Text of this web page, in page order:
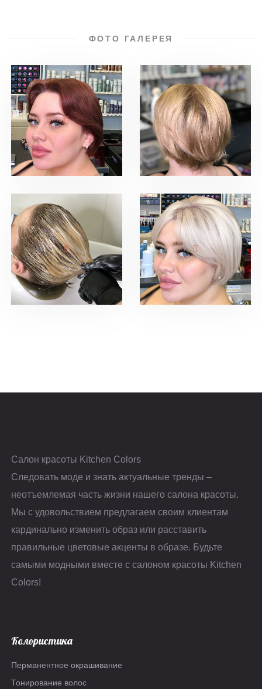
ФОТО ГАЛЕРЕЯ
Салон красоты Kitchen Colors
Следовать моде и знать актуальные тренды –
неотъемлемая часть жизни нашего салона красоты.
Мы с удовольствием предлагаем своим клиентам
кардинально изменить образ или расставить
правильные цветовые акценты в образе. Будьте
самыми модными вместе с салоном красоты Kitchen
Colors!
Колористика
Перманентное окрашивание
Тонирование волос